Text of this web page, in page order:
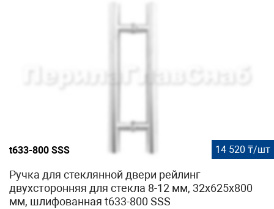
t633-800 SSS 14 520 ₸/шт
Ручка для стеклянной двери рейлинг
двухсторонняя для стекла 8-12 мм, 32х625х800
мм, шлифованная t633-800 SSS